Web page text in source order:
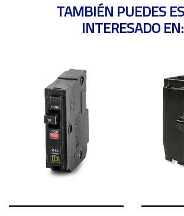
TAMBIÉN PUEDES
INTERESADO EN: